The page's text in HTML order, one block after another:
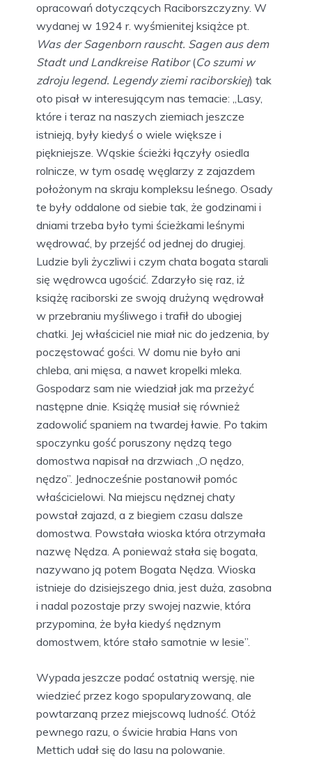
opracowań dotyczących Raciborszczyzny. W
wydanej w 1924 r. wyśmienitej książce pt.
Was der Sagenborn rauscht. Sagen aus dem
Stadt und Landkreise Ratibor(Co szumi w
zdroju legend. Legendy ziemi raciborskiej) tak
oto pisał w interesującym nas temacie: „Lasy,
które i teraz na naszych ziemiach jeszcze
istnieją, były kiedyś o wiele większe i
piękniejsze. Wąskie ścieżki łączyły osiedla
rolnicze, w tym osadę węglarzy z zajazdem
położonym na skraju kompleksu leśnego. Osady
te były oddalone od siebie tak, że godzinami i
dniami trzeba było tymi ścieżkami leśnymi
wędrować, by przejść od jednej do drugiej.
Ludzie byli życzliwi i czym chata bogata starali
się wędrowca ugościć. Zdarzyło się raz, iż
książę raciborski ze swoją drużyną wędrował
w przebraniu myśliwego i trafił do ubogiej
chatki. Jej właściciel nie miał nic do jedzenia, by
poczęstować gości. W domu nie było ani
chleba, ani mięsa, a nawet kropelki mleka.
Gospodarz sam nie wiedział jak ma przeżyć
następne dnie. Książę musiał się również
zadowolić spaniem na twardej ławie. Po takim
spoczynku gość poruszony nędzą tego
domostwa napisał na drzwiach „O nędzo,
nędzo”. Jednocześnie postanowił pomóc
właścicielowi. Na miejscu nędznej chaty
powstał zajazd, a z biegiem czasu dalsze
domostwa. Powstała wioska która otrzymała
nazwę Nędza. A ponieważ stała się bogata,
nazywano ją potem Bogata Nędza. Wioska
istnieje do dzisiejszego dnia, jest duża, zasobna
i nadal pozostaje przy swojej nazwie, która
przypomina, że była kiedyś nędznym
domostwem, które stało samotnie w lesie”.
Wypada jeszcze podać ostatnią wersję, nie
wiedzieć przez kogo spopularyzowaną, ale
powtarzaną przez miejscową ludność. Otóż
pewnego razu, o świcie hrabia Hans von
Mettich udał się do lasu na polowanie.